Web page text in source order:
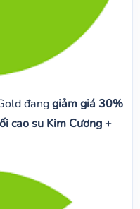
đanggiảm giá 30%
cao su Kim Cương +